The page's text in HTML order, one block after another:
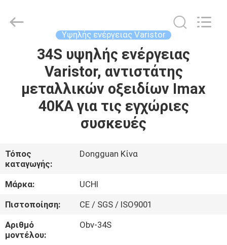
ΠΡΟΪΌΝΤΑ
ΓΎΡΟΣ
ΕΡΓΟΣΤΑΣΊΩΝ
ΠΟΙΟΤΙΚΌΣ
ΈΛΕΓΧΟΣ
Technology
Co.,Ltd.
Υψηλής ενέργειας Varistor
34S υψηλής ενέργειας
Varistor, αντιστάτης
μεταλλικών οξειδίων Imax
40KA για τις εγχώριες
συσκευές
Τόπος
καταγωγής:
Dongguan Κίνα
Μάρκα:
UCHI
Πιστοποίηση:
CE / SGS / ISO9001
Αριθμό
μοντέλου:
Obv-34S